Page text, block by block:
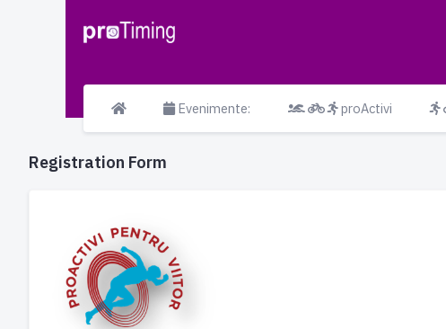
Evenimente: proActivi
Registration Form